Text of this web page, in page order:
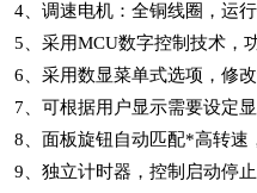
4、调速电机：全铜线圈，运
5、采用MCU数字控制技术，
6、采用数显菜单式选项，修改
7、可根据用户显示需要设定
8、面板旋钮自动匹配*高转速
9、独立计时器，控制启动停